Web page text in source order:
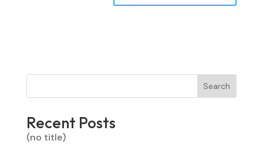
Search
Recent Posts
(no title)